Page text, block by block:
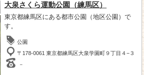
大泉さくら運動公園（練馬区）
東京都練馬区にある都市公園（地区公園）で
す。
公園
〒178-0061 東京都練馬区大泉学園町９丁目４−３
－